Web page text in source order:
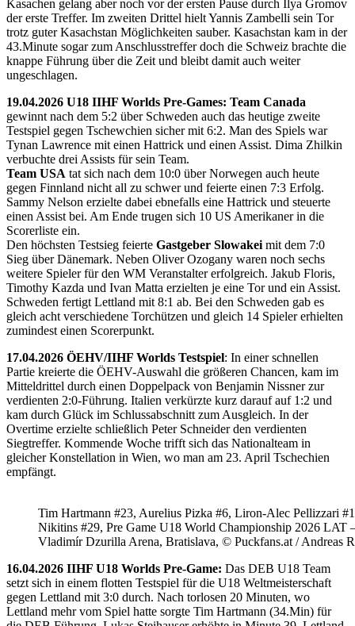
Kasachen gelang aber noch vor der ersten Pause durch Ilya Gromov
der erste Treffer. Im zweiten Drittel hielt Yannis Zambelli sein Tor
trotz guter Kasachstan Möglichkeiten sauber. Kasachstan kam in der
43.Minute sogar zum Anschlusstreffer doch die Schweiz brachte die
knappe Führung über die Zeit und bleibt damit auch weiter
ungeschlagen.
19.04.2026 U18 IIHF Worlds Pre-Games: Team Canada
gewinnt nach dem 5:2 über Schweden auch das heutige zweite
Testspiel gegen Tschewchien sicher mit 6:2. Man des Spiels war
Tynan Lawrence mit einen Hattrick und einen Assist. Dima Zhilkin
verbuchte drei Assists für sein Team.
Team USA tat sich nach dem 10:0 über Norwegen auch heute
gegen Finnland nicht all zu schwer und feierte einen 7:3 Erfolg.
Sammy Nelson erzielte dabei ebnefalls eine Hattrick und steuerte
einen Assist bei. Am Ende trugen sich 10 US Amerikaner in die
Scorerliste ein.
Den höchsten Testsieg feierte Gastgeber Slowakei mit dem 7:0
Sieg über Dänemark. Neben Oliver Ozogany waren noch sechs
weitere Spieler für den WM Veranstalter erfolgreich. Jakub Floris,
Timothy Kazda und Ivan Matta erzielten je eine Tor und ein Assist.
Schweden fertigt Lettland mit 8:1 ab. Bei den Schweden gab es
gleich acht verschiedene Torchützen und gleich 14 Spieler erhielten
zumindest einen Scorerpunkt.
17.04.2026 ÖEHV/IIHF Worlds Testspiel: In einer schnellen
Partie kreierte die ÖEHV-Auswahl die größeren Chancen, kam im
Mitteldrittel durch einen Doppelpack von Benjamin Nissner zur
verdienten 2:0-Führung. Italien verkürzte kurz darauf auf 1:2 und
kam durch Glück im Schlussabschnitt zum Ausgleich. In der
Overtime erzielte schließlich Peter Schneider den verdienten
Siegtreffer. Kommende Woche trifft sich das Nationalteam in
gleicher Konstellation in Wien, wo man am 23. April Tschechien
empfängt.
Tim Hartmann #23, Aurelius Pizka #6, Liron-Alec Pellizzari
Nikitins #29, Pre Game U18 World Championship 2026 LAT
Vladimír Dzurilla Arena, Bratislava, © Puckfans.at / Andreas
16.04.2026 IIHF U18 Worlds Pre-Game: Das DEB U18 Team
setzt sich in einem flotten Testspiel für die U18 Weltmeisterschaft
gegen Lettland mit 3:0 durch. Nach torlosen 20 Minuten, wo
Lettland mehr vom Spiel hatte sorgte Tim Hartmann (34.Min) für